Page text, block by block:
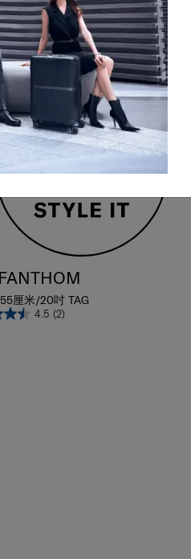
加到購物車
厘米/20吋 TAG
4.5 (2)